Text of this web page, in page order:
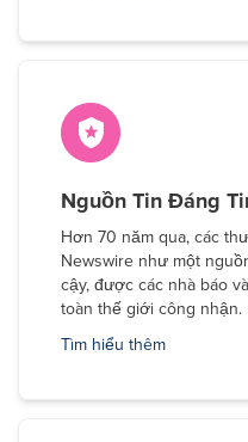
Nguồn Tin Đáng
Hơn 70 năm qua, các
Newswire như một
cậy, được các nhà báo
toàn thế giới công nhận.
Tìm hiểu thêm